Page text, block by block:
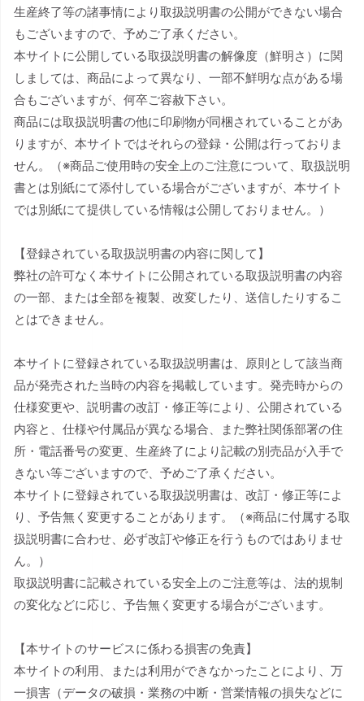
生産終了等の諸事情により取扱説明書の公開ができない場合
もございますので、予めご了承ください。
本サイトに公開している取扱説明書の解像度（鮮明さ）に関
しましては、商品によって異なり、一部不鮮明な点がある場
合もございますが、何卒ご容赦下さい。
商品には取扱説明書の他に印刷物が同梱されていることがあ
りますが、本サイトではそれらの登録・公開は行っておりま
せん。（※商品ご使用時の安全上のご注意について、取扱説明
書とは別紙にて添付している場合がございますが、本サイト
では別紙にて提供している情報は公開しておりません。）
【登録されている取扱説明書の内容に関して】
弊社の許可なく本サイトに公開されている取扱説明書の内容
の一部、または全部を複製、改変したり、送信したりするこ
とはできません。
本サイトに登録されている取扱説明書は、原則として該当商
品が発売された当時の内容を掲載しています。発売時からの
仕様変更や、説明書の改訂・修正等により、公開されている
内容と、仕様や付属品が異なる場合、また弊社関係部署の住
所・電話番号の変更、生産終了により記載の別売品が入手で
きない等ございますので、予めご了承ください。
本サイトに登録されている取扱説明書は、改訂・修正等によ
り、予告無く変更することがあります。（※商品に付属する取
扱説明書に合わせ、必ず改訂や修正を行うものではありませ
ん。）
取扱説明書に記載されている安全上のご注意等は、法的規制
の変化などに応じ、予告無く変更する場合がございます。
【本サイトのサービスに係わる損害の免責】
本サイトの利用、または利用ができなかったことにより、万
一損害（データの破損・業務の中断・営業情報の損失などに